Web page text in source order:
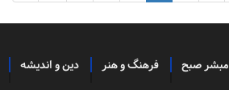
مبشر صبح فرهنگ و هنر دین و اندیشه